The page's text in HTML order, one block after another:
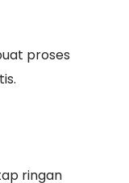
proses
ringan